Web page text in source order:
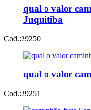
qual o valor
Juquitiba
Cod.:29250
qual o valor
Cod.:29251